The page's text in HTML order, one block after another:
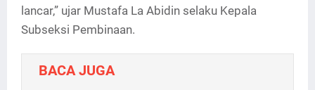
lancar,” ujar Mustafa La Abidin selaku Kepala
Subseksi Pembinaan.
BACA JUGA